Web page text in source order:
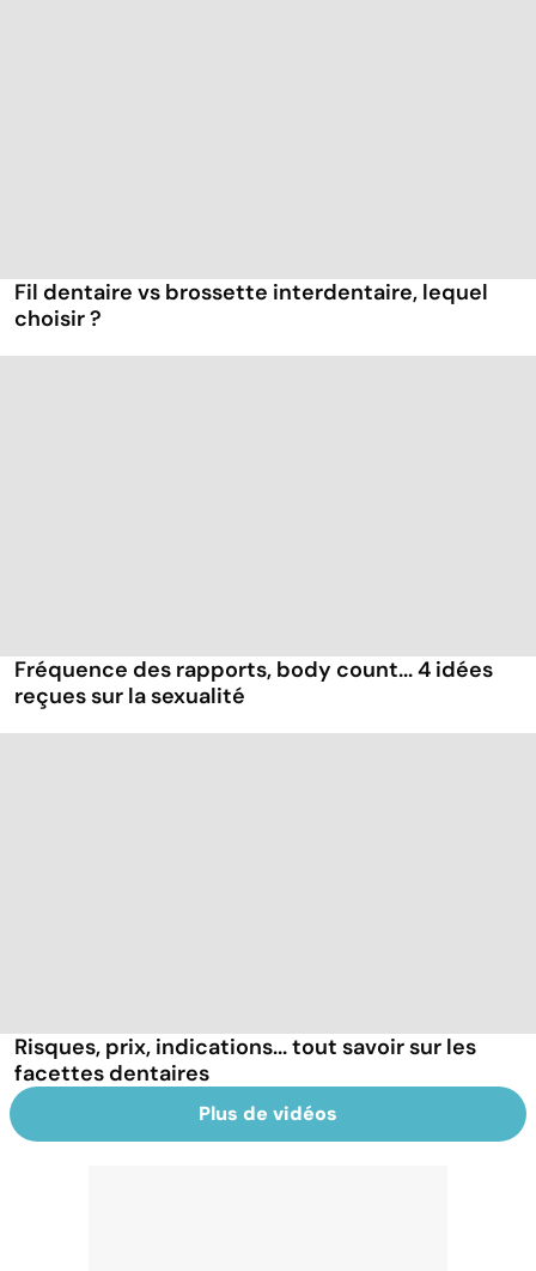
Fil dentaire vs brossette interdentaire, lequel
choisir ?
Fréquence des rapports, body count... 4 idées
reçues sur la sexualité
Risques, prix, indications... tout savoir sur les
facettes dentaires
Plus de vidéos